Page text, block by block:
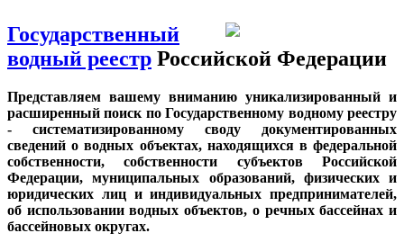
Государственный
водный реестр Российской Федерации
Представляем вашему вниманию уникализированный и
расширенный поиск по Государственному водному реестру
- систематизированному своду документированных
сведений о водных объектах, находящихся в федеральной
собственности, собственности субъектов Российской
Федерации, муниципальных образований, физических и
юридических лиц и индивидуальных предпринимателей,
об использовании водных объектов, о речных бассейнах и
бассейновых округах.